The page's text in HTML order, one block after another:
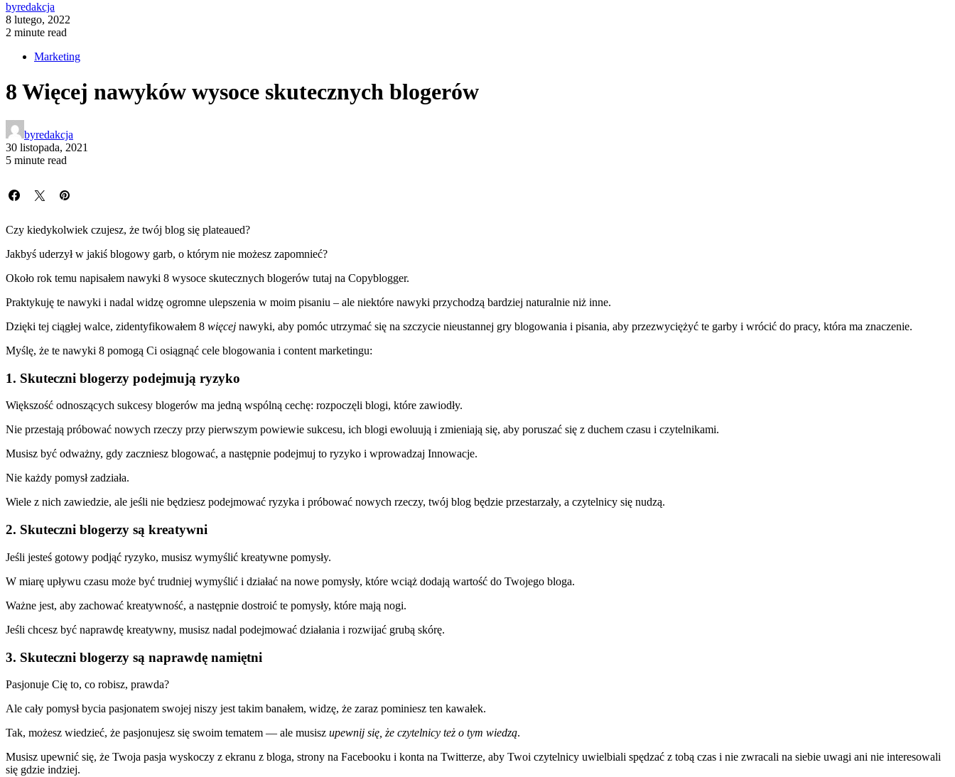
byredakcja
8 lutego, 2022
2 minute read
Marketing
8 Więcej nawyków wysoce skutecznych blogerów
byredakcja
30 listopada, 2021
5 minute read
Czy kiedykolwiek czujesz, że twój blog się plateaued?
Jakbyś uderzył w jakiś blogowy garb, o którym nie możesz zapomnieć?
Około rok temu napisałem nawyki 8 wysoce skutecznych blogerów tutaj na Copyblogger.
Praktykuję te nawyki i nadal widzę ogromne ulepszenia w moim pisaniu – ale niektóre nawyki przychodzą bardziej naturalnie niż inne.
Dzięki tej ciągłej walce, zidentyfikowałem 8 więcej nawyki, aby pomóc utrzymać się na szczycie nieustannej gry blogowania i pisania, aby przezwyciężyć te garby i wrócić do pracy, która ma znaczenie.
Myślę, że te nawyki 8 pomogą Ci osiągnąć cele blogowania i content marketingu:
1. Skuteczni blogerzy podejmują ryzyko
Większość odnoszących sukcesy blogerów ma jedną wspólną cechę: rozpoczęli blogi, które zawiodły.
Nie przestają próbować nowych rzeczy przy pierwszym powiewie sukcesu, ich blogi ewoluują i zmieniają się, aby poruszać się z duchem czasu i czytelnikami.
Musisz być odważny, gdy zaczniesz blogować, a następnie podejmuj to ryzyko i wprowadzaj Innowacje.
Nie każdy pomysł zadziała.
Wiele z nich zawiedzie, ale jeśli nie będziesz podejmować ryzyka i próbować nowych rzeczy, twój blog będzie przestarzały, a czytelnicy się nudzą.
2. Skuteczni blogerzy są kreatywni
Jeśli jesteś gotowy podjąć ryzyko, musisz wymyślić kreatywne pomysły.
W miarę upływu czasu może być trudniej wymyślić i działać na nowe pomysły, które wciąż dodają wartość do Twojego bloga.
Ważne jest, aby zachować kreatywność, a następnie dostroić te pomysły, które mają nogi.
Jeśli chcesz być naprawdę kreatywny, musisz nadal podejmować działania i rozwijać grubą skórę.
3. Skuteczni blogerzy są naprawdę namiętni
Pasjonuje Cię to, co robisz, prawda?
Ale cały pomysł bycia pasjonatem swojej niszy jest takim banałem, widzę, że zaraz pominiesz ten kawałek.
Tak, możesz wiedzieć, że pasjonujesz się swoim tematem — ale musisz upewnij się, że czytelnicy też o tym wiedzą.
Musisz upewnić się, że Twoja pasja wyskoczy z ekranu z bloga, strony na Facebooku i konta na Twitterze, aby Twoi czytelnicy uwielbiali spędzać z tobą czas i nie zwracali na siebie uwagi ani nie interesowali
się gdzie indziej.